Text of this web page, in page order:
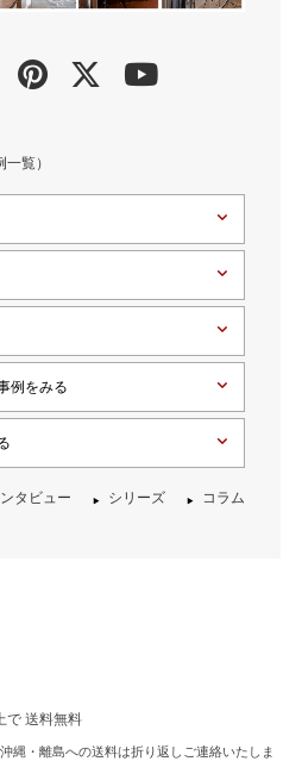
覧）
例をみる
タビュー シリーズ コラム
で 送料無料
縄・離島への送料は折り返しご連絡いたしま